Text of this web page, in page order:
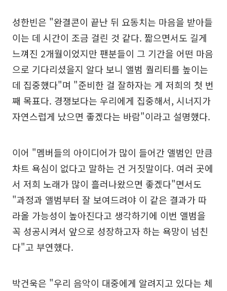
성한빈은 "완결콘이 끝난 뒤 요동치는 마음을 받아들
이는 데 시간이 조금 걸린 것 같다. 짧으면서도 길게
느껴진 2개월이었지만 팬분들이 그 기간을 어떤 마음
으로 기다리셨을지 알다 보니 앨범 퀄리티를 높이는
데 집중했다"며 "준비한 걸 잘하자는 게 저희의 첫 번
째 목표다. 경쟁보다는 우리에게 집중해서, 시너지가
자연스럽게 났으면 좋겠다는 바람"이라고 설명했다.
이어 "멤버들의 아이디어가 많이 들어간 앨범인 만큼
차트 욕심이 없다고 말하는 건 거짓말이다. 여러 곳에
서 저희 노래가 많이 흘러나왔으면 좋겠다"면서도
"과정과 앨범부터 잘 보여드려야 이 같은 결과가 따
라올 가능성이 높아진다고 생각하기에 이번 앨범을
꼭 성공시켜서 앞으로 성장하고자 하는 욕망이 넘친
다"고 부연했다.
박건욱은 "우리 음악이 대중에게 알려지고 있다는 체